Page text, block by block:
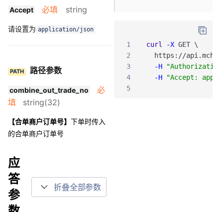
Accept 必填 string
请设置为 application/json
PATH 路径参数
combine_out_trade_no
必
填
string(32)
【合单商户订单号】 下单时传入
的合单商户订单号
1 curl -X GET \
2
https : //api .mch
3
-H
"Authorization:
4
-H
"Accept:
5
应
答
参
折叠全部参数